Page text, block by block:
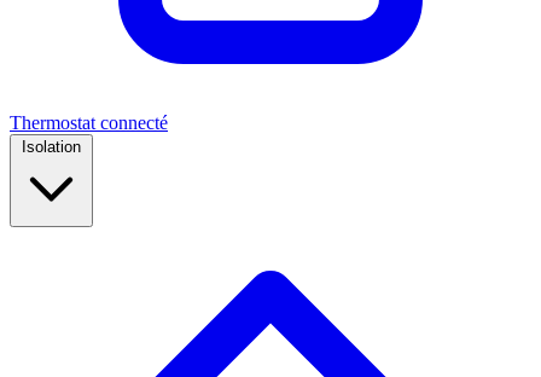
Thermostat connecté